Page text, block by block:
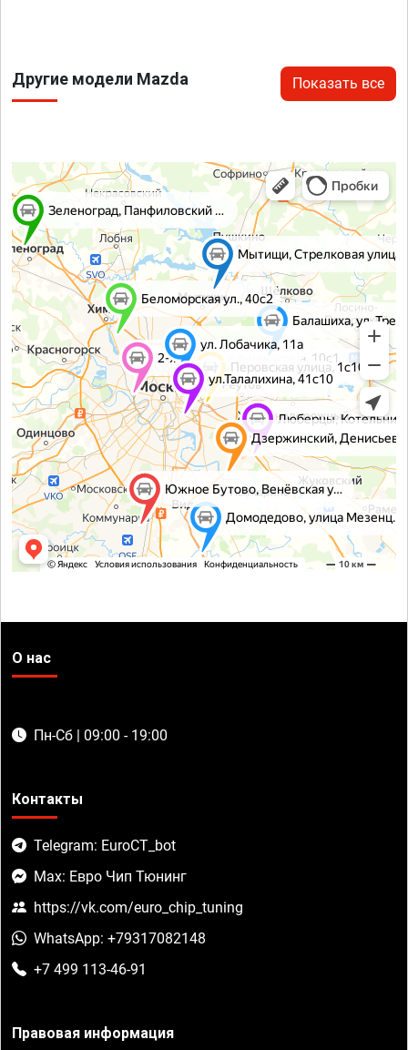
Другие модели Mazda Показать все
О нас
Пн-Сб | 09:00 - 19:00
Контакты
Telegram: EuroCT_bot
Max: Евро Чип Тюнинг
https://vk.com/euro_chip_tuning
WhatsApp: +79317082148
+7 499 113-46-91
Правовая информация